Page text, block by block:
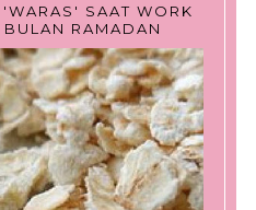
SAAT WORK
RAMADAN